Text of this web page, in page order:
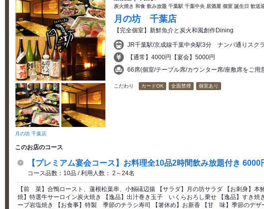
月の坊 千葉店
炭火焼き 和食 飲み放題 千葉駅 千葉中央 居酒屋 個室 誕生日 歓送
月の坊 千葉店
【完全個室】新鮮魚介と炭火和風創作Dining
JR千葉駅/京成線千葉中央駅3分 ナンパ通りスク
【通常】4000円【宴会】5000円
66席(個室/テーブル席/カウンター席/座敷席をご用
こだわり カードOK 全面禁煙 個室あり
このお店のコース
【プレミアム宴会コース】お料理全10品2時間飲み放題付き 6000
コース品数：10品 / 利用人数： 2～24名
【前 菜】合鴨ロースト、蓮根松葉串、小鰯礒辺揚 【サラダ】月の坊サラダ 【お刺身】本
焼】特選牛サーロイン炭火焼き 【逸品】出汁巻き玉子 いくらおろし乗せ 【逸品】すき
ーブ岩塩焼き 【お食事】特製 季節のチラシ寿司 【箸休め】お新香 【甘 味】季節のデ